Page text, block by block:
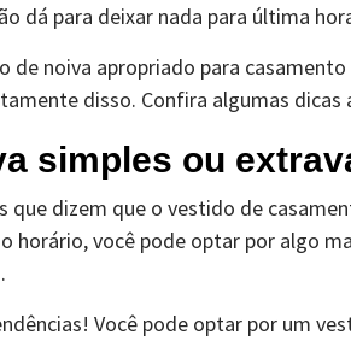
dá para deixar nada para última
de noiva apropriado para
disso. Confira algumas dicas
simples ou
que dizem que o vestido de
horário, você pode optar por algo
Você pode optar por um